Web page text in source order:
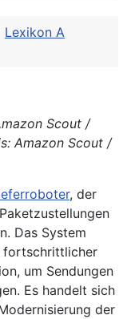
Lexikon A
Scout /
Amazon Scout /
, der
Das System
fortschrittlicher
um Sendungen
Es handelt sich
der